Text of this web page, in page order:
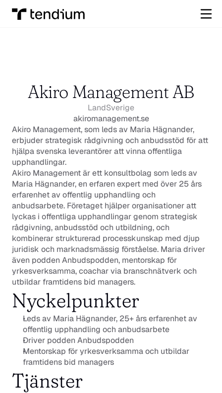
Akiro Management AB
LandSverige
akiromanagement.se
Akiro Management, som leds av Maria Hägnander,
erbjuder strategisk rådgivning och anbudsstöd för att
hjälpa svenska leverantörer att vinna offentliga
upphandlingar.
Akiro Management är ett konsultbolag som leds av
Maria Hägnander, en erfaren expert med över 25 års
erfarenhet av offentlig upphandling och
anbudsarbete. Företaget hjälper organisationer att
lyckas i offentliga upphandlingar genom strategisk
rådgivning, anbudsstöd och utbildning, och
kombinerar strukturerad processkunskap med djup
juridisk och marknadsmässig förståelse. Maria driver
även podden Anbudspodden, mentorskap för
yrkesverksamma, coachar via branschnätverk och
utbildar framtidens bid managers.
Nyckelpunkter
Leds av Maria Hägnander, 25+ års erfarenhet av
offentlig upphandling och anbudsarbete
Driver podden Anbudspodden
Mentorskap för yrkesverksamma och utbildar
framtidens bid managers
Tjänster